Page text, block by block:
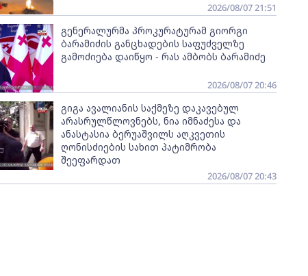
2026/08/07 21:51
გენერალურმა პროკურატურამ გიორგი
ბარამიძის განცხადების საფუძველზე
გამოძიება დაიწყო - რას ამბობს ბარამიძე
2026/08/07 20:46
გიგა ავალიანის საქმეზე დაკავებულ
არასრულწლოვნებს, ნია იმნაძესა და
ანასტასია ბერუაშვილს აღკვეთის
ღონისძიების სახით პატიმრობა
შეეფარდათ
2026/08/07 20:43